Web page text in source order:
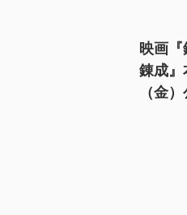
映画
錬成』
（金